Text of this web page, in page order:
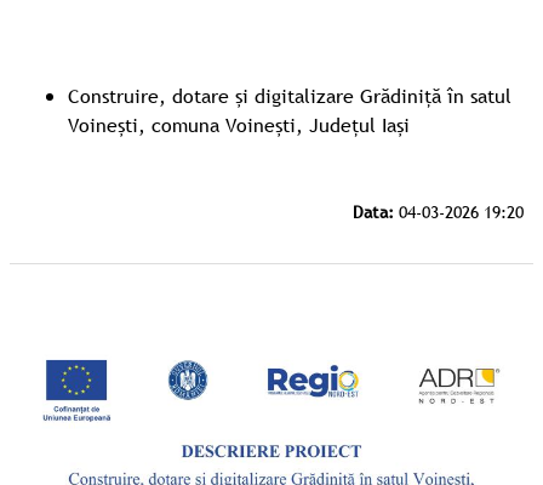
Construire, dotare și digitalizare Grădiniță în satul
Voinești, comuna Voinești, Județul Iași